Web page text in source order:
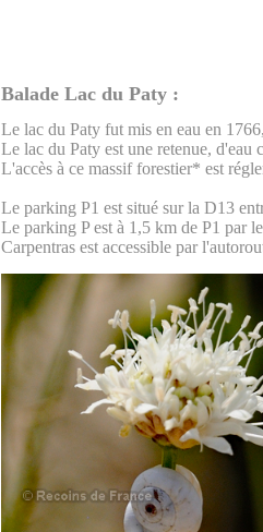
Balade Lac du Paty :
Le lac du Paty fut mis en eau en
Le lac du Paty est une retenue, d'eau
L'accès à ce massif forestier* est
Le parking P1 est situé sur la D13
Le parking P est à 1,5 km de P1 par
Carpentras est accessible par